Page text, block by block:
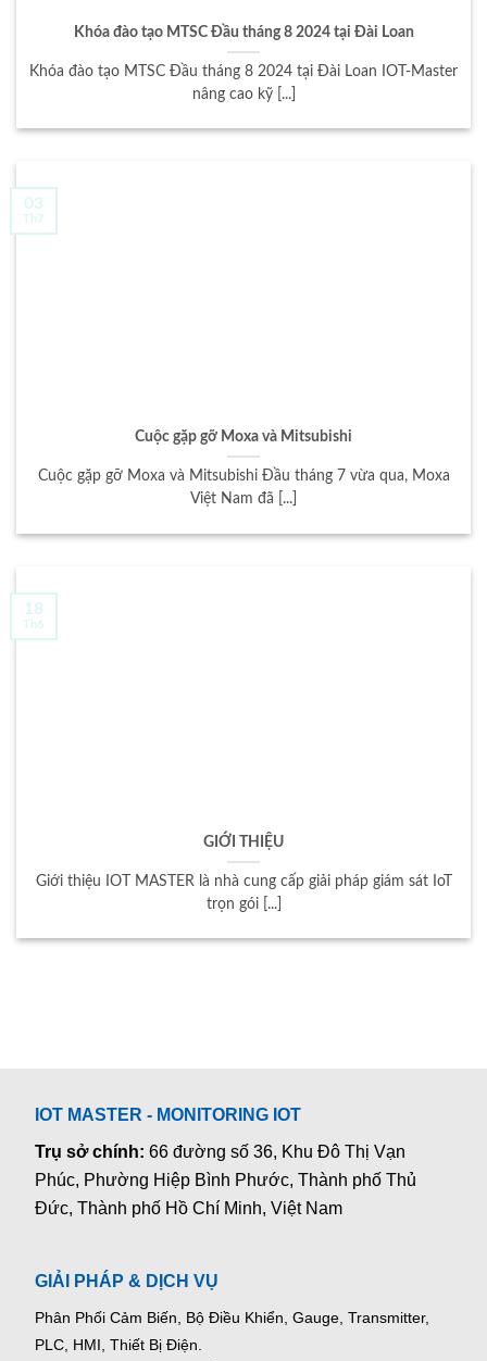
Khóa đào tạo MTSC Đầu tháng 8 2024 tại Đài Loan
Khóa đào tạo MTSC Đầu tháng 8 2024 tại Đài Loan IOT-Master
nâng cao kỹ [...]
Cuộc gặp gỡ Moxa và Mitsubishi
Cuộc gặp gỡ Moxa và Mitsubishi Đầu tháng 7 vừa qua, Moxa
Việt Nam đã [...]
03
Th7
GIỚI THIỆU
Giới thiệu IOT MASTER là nhà cung cấp giải pháp giám sát IoT
trọn gói [...]
18
Th6
IOT MASTER - MONITORING IOT
Trụ sở chính:66 đường số 36, Khu Đô Thị Vạn
Phúc, Phường Hiệp Bình Phước, Thành phố Thủ
Đức, Thành phố Hồ Chí Minh, Việt Nam
GIẢI PHÁP & DỊCH VỤ
Phân Phối Cảm Biến, Bộ Điều Khiển, Gauge, Transmitter,
PLC, HMI, Thiết Bị Điện.